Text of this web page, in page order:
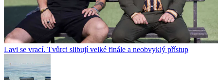
Lavi se vrací. Tvůrci slibují velké finále a neobvyklý přístup